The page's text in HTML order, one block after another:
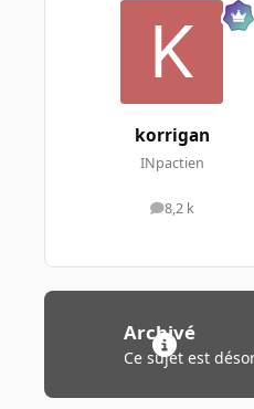
korrigan
INpactien
8,2 k
messages
Archivé
Ce sujet est